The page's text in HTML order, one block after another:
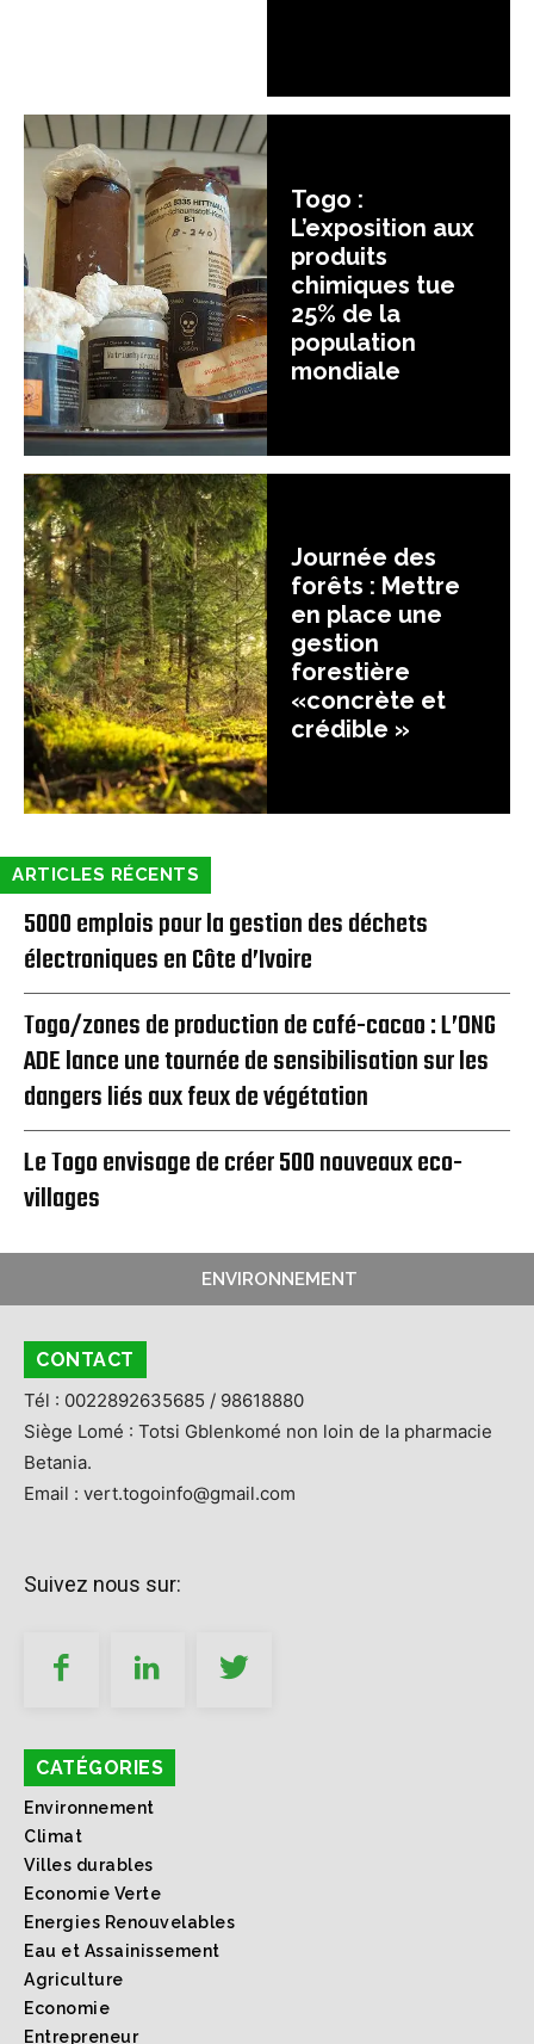
Togo :
L’exposition aux
produits
chimiques tue
25% de la
population
mondiale
Journée des
forêts : Mettre
en place une
gestion
forestière
«concrète et
crédible »
ARTICLES RÉCENTS
5000 emplois pour la gestion des déchets
électroniques en Côte d’Ivoire
Togo/zones de production de café-cacao : L’ONG
ADE lance une tournée de sensibilisation sur les
dangers liés aux feux de végétation
Le Togo envisage de créer 500 nouveaux eco-
villages
ENVIRONNEMENT
CONTACT
Tél : 0022892635685 / 98618880
Siège Lomé : Totsi Gblenkomé non loin de la pharmacie
Betania.
Email : vert.togoinfo@gmail.com
Suivez nous sur:
CATÉGORIES
Environnement
Climat
Villes durables
Economie Verte
Energies Renouvelables
Eau et Assainissement
Agriculture
Economie
Entrepreneur